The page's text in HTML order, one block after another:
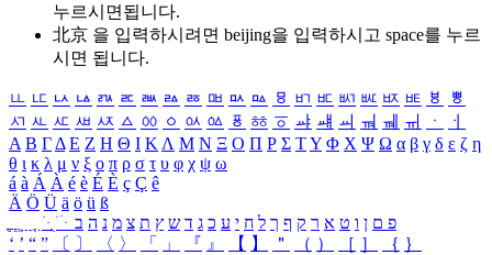
누르시면됩니다.
北京 을 입력하시려면 beijing을 입력하시고 space를 누르
시면 됩니다.
ㅥ ㅦ ㅧ ㅨ ㅩ ㅪ ㅫ ㅬ ㅭ ㅮ ㅯ ㅰ ㅱ ㅲ ㅳ ㅴ ㅵ ㅶ ㅷ ㅸ
ㅹ
ㅺ ㅻ ㅼ ㅽ ㅾ ㅿ ㆀ ㆁ ㆂ ㆃ ㆄ ㆅ ㆆ ㆇ ㆈ ㆉ ㆊ ㆋ ㆌ ㆍ
ㆎ
Α Β ΓΔ Ε Ζ Η Θ Ι ΚΛ Μ Ν Ξ Ο Π Ρ Σ ΤΥ Φ Χ Ψ Ω α β γ δ ε ζ η
θ ι κ λ μ ν ξ ο π ρ σ τ υ φ χ ψ ω
á à Á À é è É È ç Ç ê
Ä Ö Ü ä ö ü ß
ִֶֹ ֻּ ׁׂ פ ם ן ו ט א ר ק ף ך ל ח י ע כ ג ד ש ץ ת צ מ נ ה ב
‘ ’ “ ” 〔 〕 〈 〉 「 」 『 』 【 】 ＂ （ ） ［ ］ ｛ ｝